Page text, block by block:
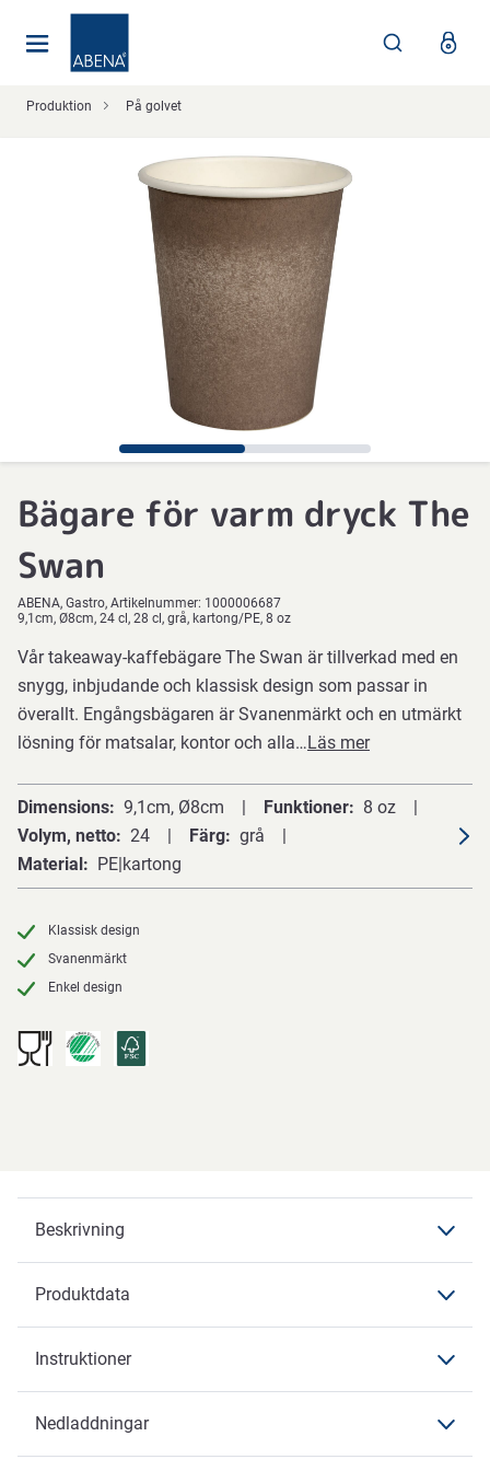
Produktion På golvet
Bägare för varm dryck The
Swan
ABENA Gastro Artikelnummer: 1000006687
9,1cm, Ø8cm, 24 cl, 28 cl, grå, kartong/PE, 8 oz
Vår takeaway-kaffebägare The Swan är tillverkad med en
snygg, inbjudande och klassisk design som passar in
överallt. Engångsbägaren är Svanenmärkt och en utmärkt
lösning för matsalar, kontor och alla…Läs mer
Dimensions 9,1cm, Ø8cm Funktioner
8 oz
Volym, netto
24 Färg
grå
Material
PE|kartong
Klassisk design
Svanenmärkt
Enkel design
Beskrivning
Produktdata
Instruktioner
Nedladdningar